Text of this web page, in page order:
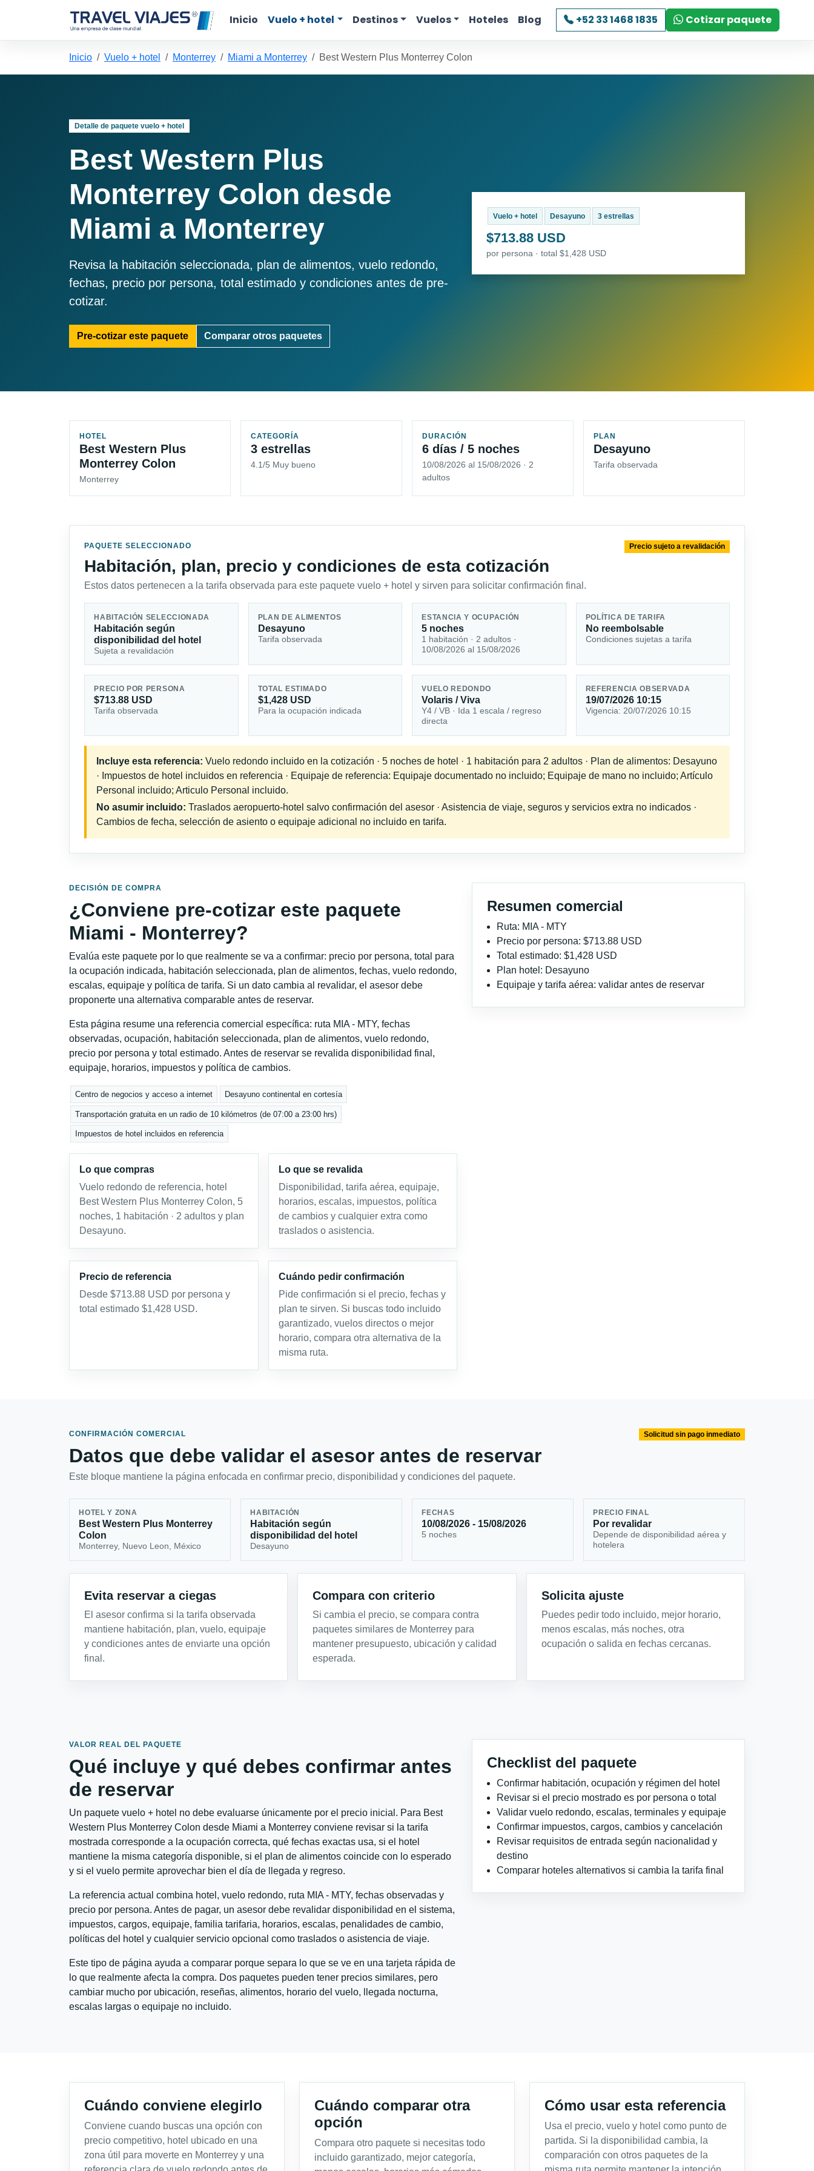
Inicio Vuelo + hotel Destinos Vuelos Hoteles Blog +52 33 1468 1835 Cotizar paquete
Inicio Vuelo + hotel Monterrey Miami a Monterrey Best Western Plus Monterrey Colon
Detalle de paquete vuelo + hotel
Best Western Plus
Monterrey Colon desde
Miami a Monterrey
Revisa la habitación seleccionada, plan de alimentos, vuelo redondo,
fechas, precio por persona, total estimado y condiciones antes de pre-
cotizar.
Pre-cotizar este paquete Comparar otros paquetes
Vuelo + hotel Desayuno 3 estrellas
$713.88 USD
por persona · total $1,428 USD
HOTEL
Best Western Plus
Monterrey Colon
Monterrey
CATEGORÍA
3 estrellas
4.1/5 Muy bueno
DURACIÓN
6 días / 5 noches
10/08/2026 al 15/08/2026 · 2
adultos
PLAN
Desayuno
Tarifa observada
PAQUETE SELECCIONADO
Habitación, plan, precio y condiciones de esta cotización
Estos datos pertenecen a la tarifa observada para este paquete vuelo + hotel y sirven para solicitar confirmación final.
Precio sujeto a revalidación
HABITACIÓN SELECCIONADA
Habitación según
disponibilidad del hotel
Sujeta a revalidación
PLAN DE ALIMENTOS
Desayuno
Tarifa observada
ESTANCIA Y OCUPACIÓN
5 noches
1 habitación · 2 adultos ·
10/08/2026 al 15/08/2026
POLÍTICA DE TARIFA
No reembolsable
Condiciones sujetas a tarifa
PRECIO POR PERSONA
$713.88 USD
Tarifa observada
TOTAL ESTIMADO
$1,428 USD
Para la ocupación indicada
VUELO REDONDO
Volaris / Viva
Y4 / VB · Ida 1 escala / regreso
directa
REFERENCIA OBSERVADA
19/07/2026 10:15
Vigencia: 20/07/2026 10:15
Incluye esta referencia: Vuelo redondo incluido en la cotización · 5 noches de hotel · 1 habitación para 2 adultos · Plan de alimentos: Desayuno
· Impuestos de hotel incluidos en referencia · Equipaje de referencia: Equipaje documentado no incluido; Equipaje de mano no incluido; Artículo
Personal incluido; Articulo Personal incluido.
No asumir incluido: Traslados aeropuerto-hotel salvo confirmación del asesor · Asistencia de viaje, seguros y servicios extra no indicados ·
Cambios de fecha, selección de asiento o equipaje adicional no incluido en tarifa.
DECISIÓN DE COMPRA
¿Conviene pre-cotizar este paquete
Miami - Monterrey?
Evalúa este paquete por lo que realmente se va a confirmar: precio por persona, total para
la ocupación indicada, habitación seleccionada, plan de alimentos, fechas, vuelo redondo,
escalas, equipaje y política de tarifa. Si un dato cambia al revalidar, el asesor debe
proponerte una alternativa comparable antes de reservar.
Esta página resume una referencia comercial específica: ruta MIA - MTY, fechas
observadas, ocupación, habitación seleccionada, plan de alimentos, vuelo redondo,
precio por persona y total estimado. Antes de reservar se revalida disponibilidad final,
equipaje, horarios, impuestos y política de cambios.
Centro de negocios y acceso a internet Desayuno continental en cortesía
Transportación gratuita en un radio de 10 kilómetros (de 07:00 a 23:00 hrs)
Impuestos de hotel incluidos en referencia
Lo que compras
Vuelo redondo de referencia, hotel
Best Western Plus Monterrey Colon, 5
noches, 1 habitación · 2 adultos y plan
Desayuno.
Lo que se revalida
Disponibilidad, tarifa aérea, equipaje,
horarios, escalas, impuestos, política
de cambios y cualquier extra como
traslados o asistencia.
Precio de referencia
Desde $713.88 USD por persona y
total estimado $1,428 USD.
Cuándo pedir confirmación
Pide confirmación si el precio, fechas y
plan te sirven. Si buscas todo incluido
garantizado, vuelos directos o mejor
horario, compara otra alternativa de la
misma ruta.
Resumen comercial
Ruta: MIA - MTY
Precio por persona: $713.88 USD
Total estimado: $1,428 USD
Plan hotel: Desayuno
Equipaje y tarifa aérea: validar antes de reservar
CONFIRMACIÓN COMERCIAL
Datos que debe validar el asesor antes de reservar
Este bloque mantiene la página enfocada en confirmar precio, disponibilidad y condiciones del paquete.
Solicitud sin pago inmediato
HOTEL Y ZONA
Best Western Plus Monterrey
Colon
Monterrey, Nuevo Leon, México
HABITACIÓN
Habitación según
disponibilidad del hotel
Desayuno
FECHAS
10/08/2026 - 15/08/2026
5 noches
PRECIO FINAL
Por revalidar
Depende de disponibilidad aérea y
hotelera
Evita reservar a ciegas
El asesor confirma si la tarifa observada
mantiene habitación, plan, vuelo, equipaje
y condiciones antes de enviarte una opción
final.
Compara con criterio
Si cambia el precio, se compara contra
paquetes similares de Monterrey para
mantener presupuesto, ubicación y calidad
esperada.
Solicita ajuste
Puedes pedir todo incluido, mejor horario,
menos escalas, más noches, otra
ocupación o salida en fechas cercanas.
VALOR REAL DEL PAQUETE
Qué incluye y qué debes confirmar antes
de reservar
Un paquete vuelo + hotel no debe evaluarse únicamente por el precio inicial. Para Best
Western Plus Monterrey Colon desde Miami a Monterrey conviene revisar si la tarifa
mostrada corresponde a la ocupación correcta, qué fechas exactas usa, si el hotel
mantiene la misma categoría disponible, si el plan de alimentos coincide con lo esperado
y si el vuelo permite aprovechar bien el día de llegada y regreso.
La referencia actual combina hotel, vuelo redondo, ruta MIA - MTY, fechas observadas y
precio por persona. Antes de pagar, un asesor debe revalidar disponibilidad en el sistema,
impuestos, cargos, equipaje, familia tarifaria, horarios, escalas, penalidades de cambio,
políticas del hotel y cualquier servicio opcional como traslados o asistencia de viaje.
Este tipo de página ayuda a comparar porque separa lo que se ve en una tarjeta rápida de
lo que realmente afecta la compra. Dos paquetes pueden tener precios similares, pero
cambiar mucho por ubicación, reseñas, alimentos, horario del vuelo, llegada nocturna,
escalas largas o equipaje no incluido.
Checklist del paquete
Confirmar habitación, ocupación y régimen del hotel
Revisar si el precio mostrado es por persona o total
Validar vuelo redondo, escalas, terminales y equipaje
Confirmar impuestos, cargos, cambios y cancelación
Revisar requisitos de entrada según nacionalidad y
destino
Comparar hoteles alternativos si cambia la tarifa final
Cuándo conviene elegirlo
Conviene cuando buscas una opción con
precio competitivo, hotel ubicado en una
zona útil para moverte en Monterrey y una
Cuándo comparar otra
opción
Compara otro paquete si necesitas todo
incluido garantizado, mejor categoría,
Cómo usar esta referencia
Usa el precio, vuelo y hotel como punto de
partida. Si la disponibilidad cambia, la
comparación con otros paquetes de la